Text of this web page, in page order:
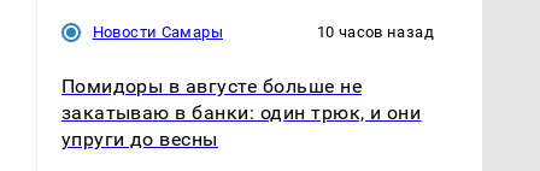
Новости Самары 10 часов назад
Помидоры в августе больше не
закатываю в банки: один трюк, и они
упруги до весны